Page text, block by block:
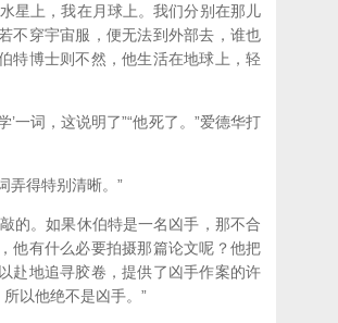
星上，我在月球上。我们分别在那儿
不穿宇宙服，便无法到外部去，谁也
特博士则不然，他生活在地球上，轻
词，这说明了”“他死了。”爱德华打
弄得特别清晰。”
。如果休伯特是一名凶手，那不合
他有什么必要拍摄那篇论文呢？他把
赴地追寻胶卷，提供了凶手作案的许
以他绝不是凶手。”